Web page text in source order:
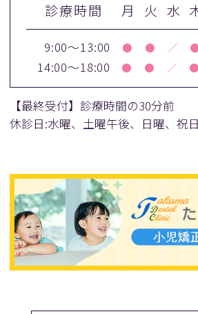
診療時間 月 火 水
9:00～13:00 ● ● ／
14:00～18:00 ● ● ／ ●
【最終受付】診療時間の30分前
休診日:水曜、土曜午後、日曜、祝日